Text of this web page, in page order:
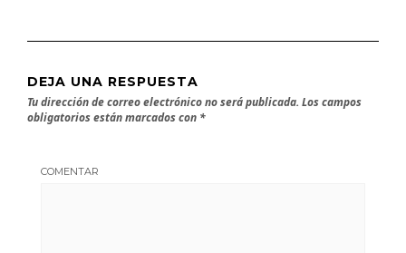
DEJA UNA RESPUESTA
Tu dirección de correo electrónico no será publicada. Los campos
obligatorios están marcados con *
COMENTAR